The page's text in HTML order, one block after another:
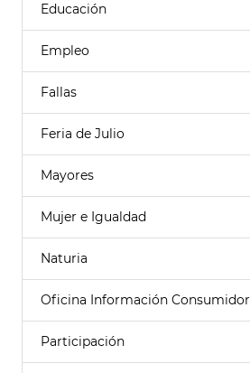
Educación
Empleo
Fallas
Feria de Julio
Mayores
Mujer e Igualdad
Naturia
Oficina Información Consumidor
Participación